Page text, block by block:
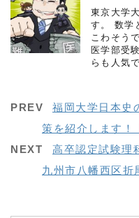
東京大学
す。 数学
こわそう
医学部受
らも人気
PREV
福岡大学日本史
策を紹介します！
NEXT
高卒認定試験理
九州市八幡西区折